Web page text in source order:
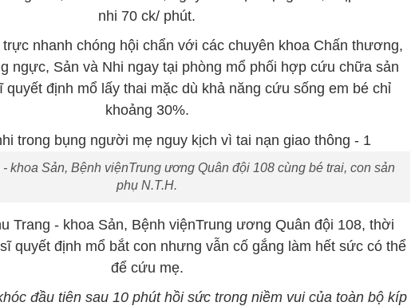
nhi 70 ck/ phút.
nhanh chóng hội chẩn với các chuyên khoa Chấn thương,
ngực, Sản và Nhi ngay tại phòng mổ phối hợp cứu chữa sản
quyết định mổ lấy thai mặc dù khả năng cứu sống em bé chỉ
khoảng 30%.
khoa Sản, Bệnh việnTrung ương Quân đội 108 cùng bé trai, con sản
phụ N.T.H.
Trang - khoa Sản, Bệnh việnTrung ương Quân đội 108, thời
quyết định mổ bắt con nhưng vẫn cố gắng làm hết sức có thể
để cứu mẹ.
đầu tiên sau 10 phút hồi sức trong niềm vui của toàn bộ kíp